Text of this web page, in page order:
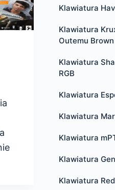
Klawiatura
Klawiatura
Outemu Brown
Klawiatura
RGB
Klawiatura
Klawiatura
Klawiatura
Klawiatura
Klawiatura